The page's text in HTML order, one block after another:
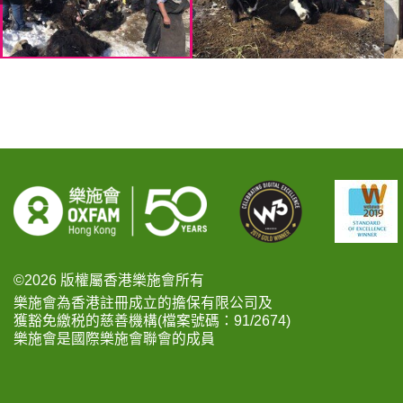
©2026 版權屬香港樂施會所有
樂施會為香港註冊成立的擔保有限公司及
獲豁免繳税的慈善機構(檔案號碼：91/2674)
樂施會是國際樂施會聯會的成員